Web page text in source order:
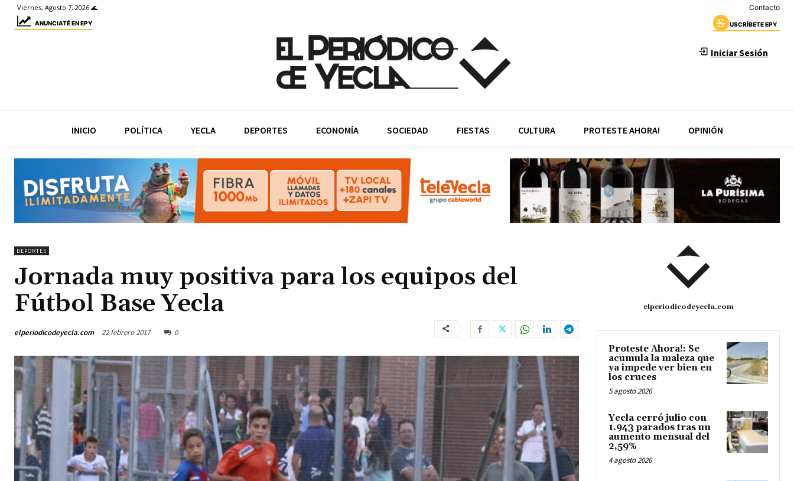
Viernes, Agosto 7, 2026 🌊 Contacto
ANUNCIATÉ EN EPY USCRÍBETE EPY
Iniciar Sesión
INICIO POLÍTICA YECLA DEPORTES ECONOMÍA SOCIEDAD FIESTAS CULTURA PROTESTE AHORA! OPINIÓN
DEPORTES
Jornada muy positiva para los equipos del
Fútbol Base Yecla
elperiodicodeyecla.com 22 febrero 2017 0
elperiodicodeyecla.com
Proteste Ahora!: Se
acumula la maleza que
ya impede ver bien en
los cruces
5 agosto 2026
Yecla cerró julio con
1.943 parados tras un
aumento mensual del
2,59%
4 agosto 2026